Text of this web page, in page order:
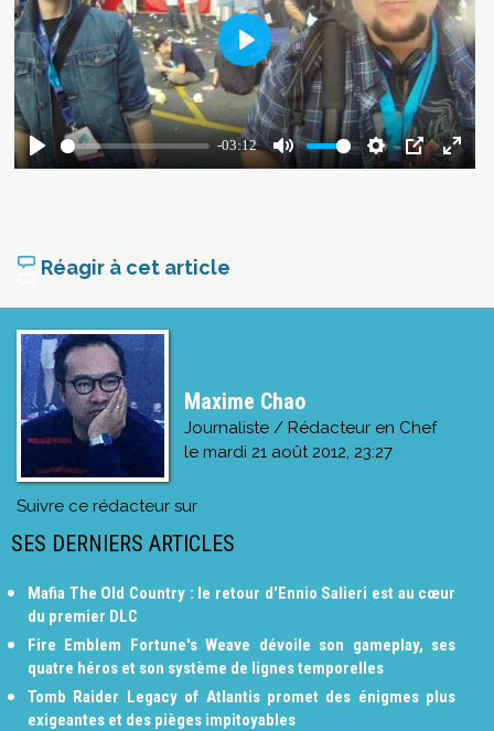
Réagir à cet article
Maxime Chao
Journaliste / Rédacteur en Chef
le mardi 21 août 2012, 23:27
Suivre ce rédacteur sur
SES DERNIERS ARTICLES
Mafia The Old Country : le retour d'Ennio Salieri est au cœur
du premier DLC
Fire Emblem Fortune's Weave dévoile son gameplay, ses
quatre héros et son système de lignes temporelles
Tomb Raider Legacy of Atlantis promet des énigmes plus
exigeantes et des pièges impitoyables